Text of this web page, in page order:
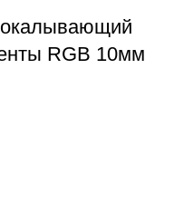
RGB 10мм